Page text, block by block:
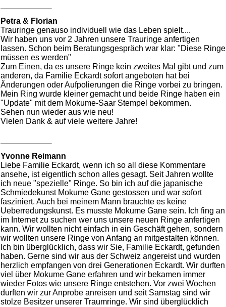
Petra & Florian
Trauringe genauso individuell wie das Leben spielt....
Wir haben uns vor 2 Jahren unsere Trauringe anfertigen
lassen. Schon beim Beratungsgespräch war klar: "Diese Ringe
müssen es werden"
Zum Einen, da es unsere Ringe kein zweites Mal gibt und zum
anderen, da Familie Eckardt sofort angeboten hat bei
Änderungen oder Aufpolierungen die Ringe vorbei zu bringen.
Mein Ring wurde kleiner gemacht und beide Ringe haben ein
"Update" mit dem Mokume-Saar Stempel bekommen.
Sehen nun wieder aus wie neu!
Vielen Dank & auf viele weitere Jahre!
Yvonne Reimann
Liebe Familie Eckardt, wenn ich so all diese Kommentare
ansehe, ist eigentlich schon alles gesagt. Seit Jahren wollte
ich neue "spezielle" Ringe. So bin ich auf die japanische
Schmiedekunst Mokume Gane gestossen und war sofort
fasziniert. Auch bei meinem Mann brauchte es keine
Ueberredungskunst. Es musste Mokume Gane sein. Ich fing an
im Internet zu suchen wer uns unsere neuen Ringe anfertigen
kann. Wir wollten nicht einfach in ein Geschäft gehen, sondern
wir wollten unsere Ringe von Anfang an mitgestalten können.
Ich bin überglücklich, dass wir Sie, Familie Eckardt, gefunden
haben. Gerne sind wir aus der Schweiz angereist und wurden
herzlich empfangen von drei Generationen Eckardt. Wir durften
viel über Mokume Gane erfahren und wir bekamen immer
wieder Fotos wie unsere Ringe entstehen. Vor zwei Wochen
durften wir zur Anprobe anreisen und seit Samstag sind wir
stolze Besitzer unserer Traumringe. Wir sind überglücklich